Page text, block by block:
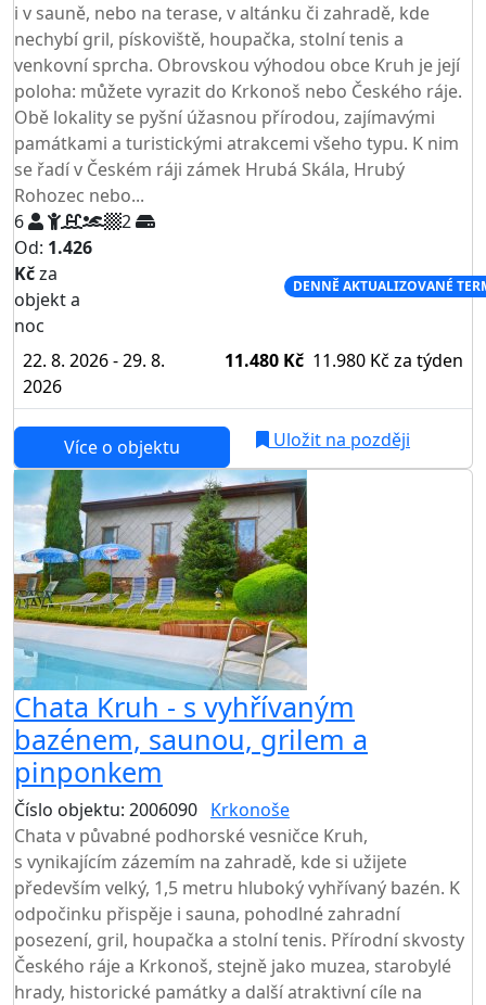
i v sauně, nebo na terase, v altánku či zahradě, kde
nechybí gril, pískoviště, houpačka, stolní tenis a
venkovní sprcha. Obrovskou výhodou obce Kruh je její
poloha: můžete vyrazit do Krkonoš nebo Českého ráje.
Obě lokality se pyšní úžasnou přírodou, zajímavými
památkami a turistickými atrakcemi všeho typu. K nim
se řadí v Českém ráji zámek Hrubá Skála, Hrubý
Rohozec nebo...
6
2
Od: 1.426
Kčza
objekt a
noc
DENNĚ AKTUALIZOVANÉ
22. 8. 2026 - 29. 8.
2026
11.480 Kč 11.980 Kč za týden
Více o objektu
Uložit na později
Chata Kruh - s vyhřívaným
bazénem, saunou, grilem a
pinponkem
Číslo objektu: 2006090 Krkonoše
Chata v půvabné podhorské vesničce Kruh,
s vynikajícím zázemím na zahradě, kde si užijete
především velký, 1,5 metru hluboký vyhřívaný bazén. K
odpočinku přispěje i sauna, pohodlné zahradní
posezení, gril, houpačka a stolní tenis. Přírodní skvosty
Českého ráje a Krkonoš, stejně jako muzea, starobylé
hrady, historické památky a další atraktivní cíle na